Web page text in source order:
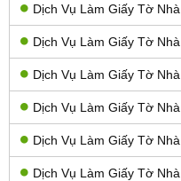
Dịch Vụ Làm Giấy Tờ
Dịch Vụ Làm Giấy Tờ
Dịch Vụ Làm Giấy Tờ
Dịch Vụ Làm Giấy Tờ
Dịch Vụ Làm Giấy Tờ
Dịch Vụ Làm Giấy Tờ